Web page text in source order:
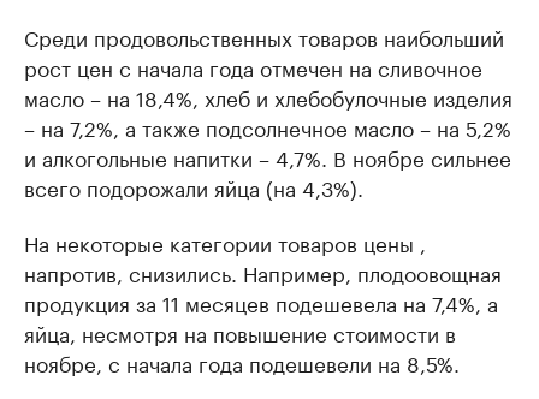
Среди продовольственных товаров наибольший
рост цен с начала года отмечен на сливочное
масло – на 18,4%, хлеб и хлебобулочные изделия
– на 7,2%, а также подсолнечное масло – на 5,2%
и алкогольные напитки – 4,7%. В ноябре сильнее
всего подорожали яйца (на 4,3%).
На некоторые категории товаров цены ,
напротив, снизились. Например, плодоовощная
продукция за 11 месяцев подешевела на 7,4%, а
яйца, несмотря на повышение стоимости в
ноябре, с начала года подешевели на 8,5%.